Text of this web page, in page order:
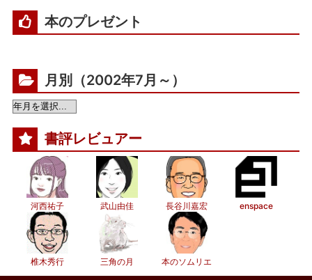
本のプレゼント
月別（2002年7月～）
書評レビュアー
河西祐子 武山由佳 長谷川嘉宏 enspace
椎木秀行 三角の月 本のソムリエ